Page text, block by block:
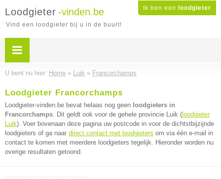
Ik ben een loodgieter
Loodgieter -vinden.be
Vind een loodgieter bij u in de buurt!
U bent nu hier: Home » Luik » Francorchamps
Loodgieter Francorchamps
Loodgieter-vinden.be bevat helaas nog geen loodgieters in
Francorchamps. Dit geldt ook voor de gehele provincie Luik ( loodgieter
Luik). Voer bovenaan deze pagina uw postcode in voor de dichtstbijzijnde
loodgieters of ga naar direct contact met loodgieters om via één e-mail in
contact te komen met meerdere loodgieters tegelijk. Hieronder worden nu
overige resultaten getoond.